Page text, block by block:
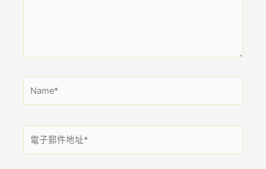
子